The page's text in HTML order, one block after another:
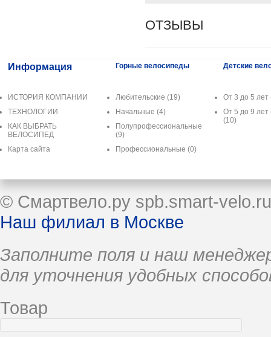
ОТЗЫВЫ
Информация
ИСТОРИЯ КОМПАНИИ
ТЕХНОЛОГИИ
КАК ВЫБРАТЬ
ВЕЛОСИПЕД
Карта сайта
Горные велосипеды
Любительские (19)
Начальные (4)
Полупрофессиональные
(9)
Профессиональные (0)
Детские
От 3 до 5
От 5 до 9 лет
(10)
© Смартвело.ру spb.smart-
Наш филиал в Москве
Заполните поля и наш
для уточнения удобных
Товар